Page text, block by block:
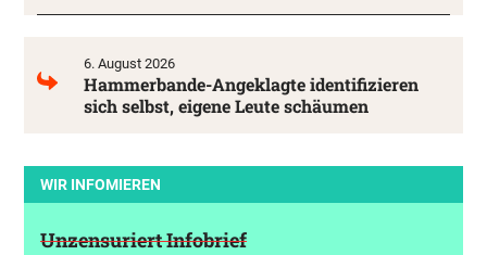
6. August 2026
Hammerbande-Angeklagte identifizieren
sich selbst, eigene Leute schäumen
WIR INFOMIEREN
Unzensuriert Infobrief